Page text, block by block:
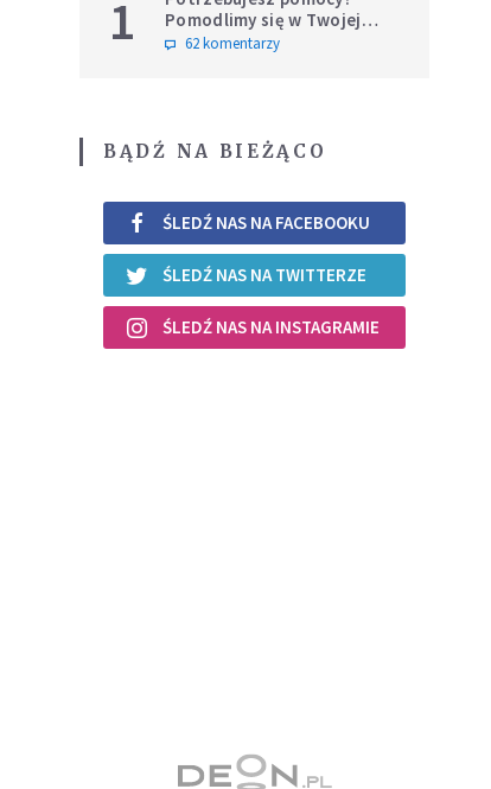
1
Pomodlimy się w Twojej
intencji
62 komentarzy
BĄDŹ NA BIEŻĄCO
ŚLEDŹ NAS NA FACEBOOKU
ŚLEDŹ NAS NA TWITTERZE
ŚLEDŹ NAS NA INSTAGRAMIE